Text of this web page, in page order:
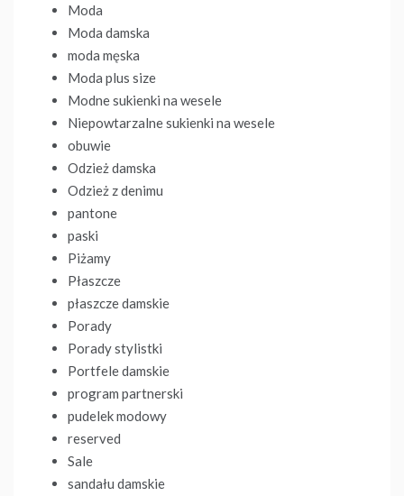
Moda
Moda damska
moda męska
Moda plus size
Modne sukienki na wesele
Niepowtarzalne sukienki na wesele
obuwie
Odzież damska
Odzież z denimu
pantone
paski
Piżamy
Płaszcze
płaszcze damskie
Porady
Porady stylistki
Portfele damskie
program partnerski
pudelek modowy
reserved
Sale
sandału damskie